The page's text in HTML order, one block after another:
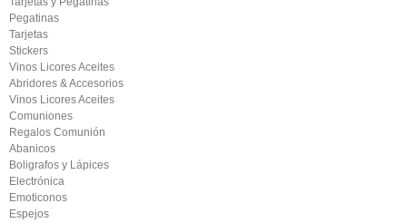
Pegatinas
Tarjetas
Stickers
Vinos Licores Aceites
Abridores & Accesorios
Vinos Licores Aceites
Comuniones
Regalos Comunión
Abanicos
Boligrafos y Lápices
Electrónica
Emoticonos
Espejos